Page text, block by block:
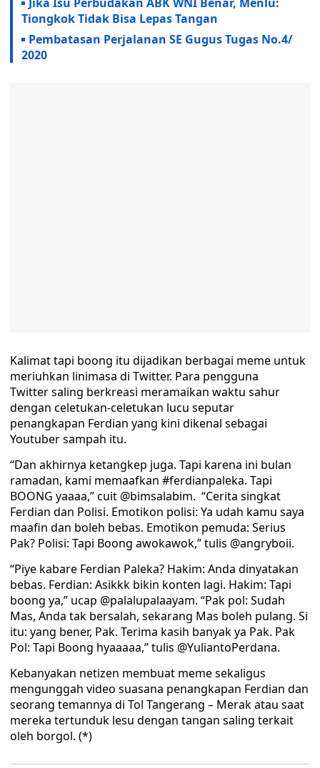
Tiongkok Tidak Bisa Lepas Tangan
Pembatasan Perjalanan SE Gugus Tugas No.4/
2020
Kalimat tapi boong itu dijadikan berbagai meme untuk
meriuhkan linimasa di Twitter. Para pengguna
Twitter saling berkreasi meramaikan waktu sahur
dengan celetukan-celetukan lucu seputar
penangkapan Ferdian yang kini dikenal sebagai
Youtuber sampah itu.
“Dan akhirnya ketangkep juga. Tapi karena ini bulan
ramadan, kami memaafkan #ferdianpaleka. Tapi
BOONG yaaaa,” cuit @bimsalabim. “Cerita singkat
Ferdian dan Polisi. Emotikon polisi: Ya udah kamu saya
maafin dan boleh bebas. Emotikon pemuda: Serius
Pak? Polisi: Tapi Boong awokawok,” tulis @angryboii.
“Piye kabare Ferdian Paleka? Hakim: Anda dinyatakan
bebas. Ferdian: Asikkk bikin konten lagi. Hakim: Tapi
boong ya,” ucap @palalupalaayam. “Pak pol: Sudah
Mas, Anda tak bersalah, sekarang Mas boleh pulang. Si
itu: yang bener, Pak. Terima kasih banyak ya Pak. Pak
Pol: Tapi Boong hyaaaaa,” tulis @YuliantoPerdana.
Kebanyakan netizen membuat meme sekaligus
mengunggah video suasana penangkapan Ferdian dan
seorang temannya di Tol Tangerang – Merak atau saat
mereka tertunduk lesu dengan tangan saling terkait
oleh borgol. (*)